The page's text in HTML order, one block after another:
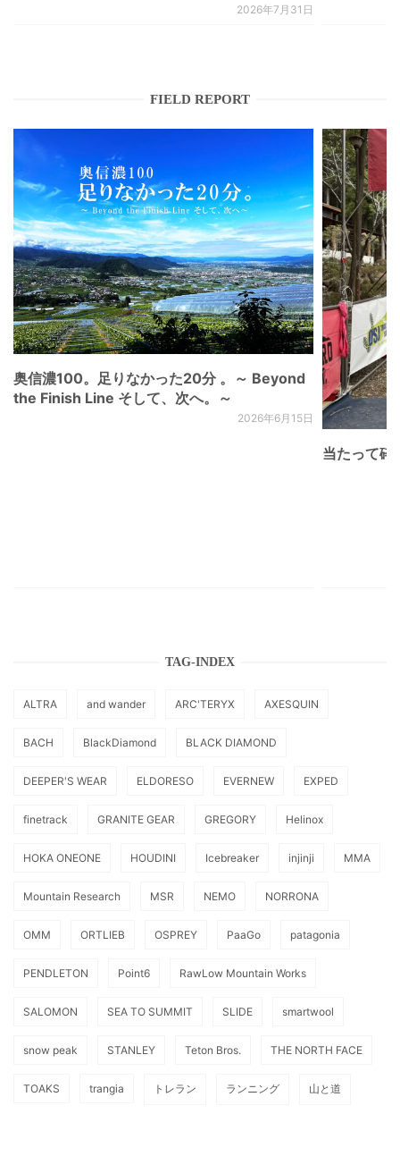
2026年7月31日
FIELD REPORT
奥信濃100。足りなかった20分 。～ Beyond
the Finish Line そして、次へ。～
2026年6月15日
当たって砕
TAG-INDEX
ALTRA and wander ARC'TERYX AXESQUIN
BACH BlackDiamond BLACK DIAMOND
DEEPER'S WEAR ELDORESO EVERNEW EXPED
finetrack GRANITE GEAR GREGORY Helinox
HOKA ONEONE HOUDINI Icebreaker injinji MMA
Mountain Research MSR NEMO NORRONA
OMM ORTLIEB OSPREY PaaGo patagonia
PENDLETON Point6 RawLow Mountain Works
SALOMON SEA TO SUMMIT SLIDE smartwool
snow peak STANLEY Teton Bros. THE NORTH FACE
TOAKS trangia トレラン ランニング 山と道